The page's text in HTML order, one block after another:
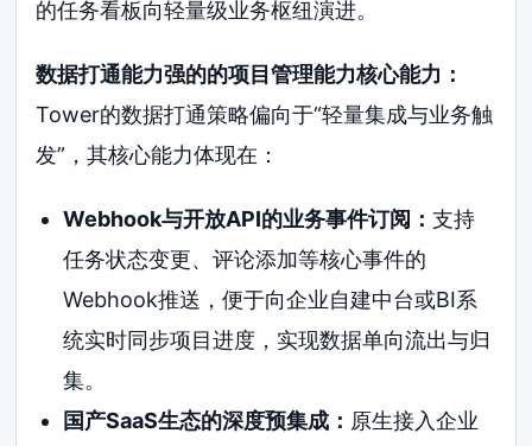
的任务看板向轻量级业务枢纽演进。
数据打通能力强的的项目管理能力核心能力：
Tower的数据打通策略偏向于“轻量集成与业务触
发”，其核心能力体现在：
Webhook与开放API的业务事件订阅： 支持
任务状态变更、评论添加等核心事件的
Webhook推送，便于向企业自建中台或BI系
统实时同步项目进度，实现数据单向流出与归
集。
国产SaaS生态的深度预集成： 原生接入企业